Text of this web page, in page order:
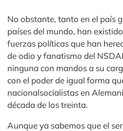
No obstante, tanto en el país
países del mundo, han
fuerzas políticas que han
de odio y fanatismo del
ninguna con mandos a su
con el poder de igual forma
nacionalsocialistas en
década de los treinta.
Aunque ya sabemos que el